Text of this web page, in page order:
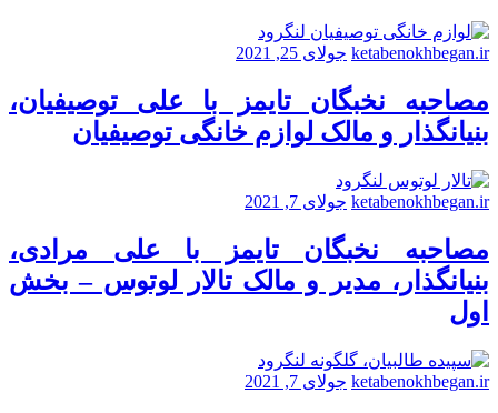
ketabenokhbegan.ir جولای 25, 2021
مصاحبه نخبگان تایمز با علی توصیفیان،
بنیانگذار و مالک لوازم خانگی توصیفیان
ketabenokhbegan.ir جولای 7, 2021
مصاحبه نخبگان تایمز با علی مرادی،
بنیانگذار، مدیر و مالک تالار لوتوس – بخش
اول
ketabenokhbegan.ir جولای 7, 2021